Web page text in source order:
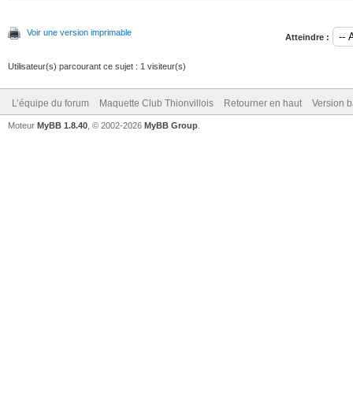
Voir une version imprimable Atteindre :
Utilisateur(s) parcourant ce sujet : 1 visiteur(s)
L’équipe du forum Maquette Club Thionvillois Retourner en haut Version
Moteur MyBB 1.8.40 , © 2002-2026 MyBB Group